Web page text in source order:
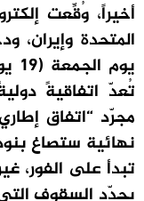
أخيراً، وُقِّعت
المتحدة وإيران،
تُعدّ اتفاقيةً
مجرّد “اتفاق
نهائية ستصاغ
تبدأ على الفور،